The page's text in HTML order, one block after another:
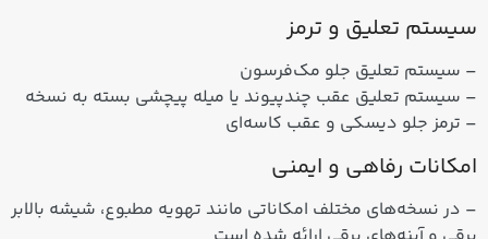
سیستم تعلیق و ترمز
– سیستم تعلیق جلو مک‌فرسون
– سیستم تعلیق عقب چندپیوند یا میله پیچشی بسته به نسخه
– ترمز جلو دیسکی و عقب کاسه‌ای
امکانات رفاهی و ایمنی
– در نسخه‌های مختلف امکاناتی مانند تهویه مطبوع، شیشه بالابر